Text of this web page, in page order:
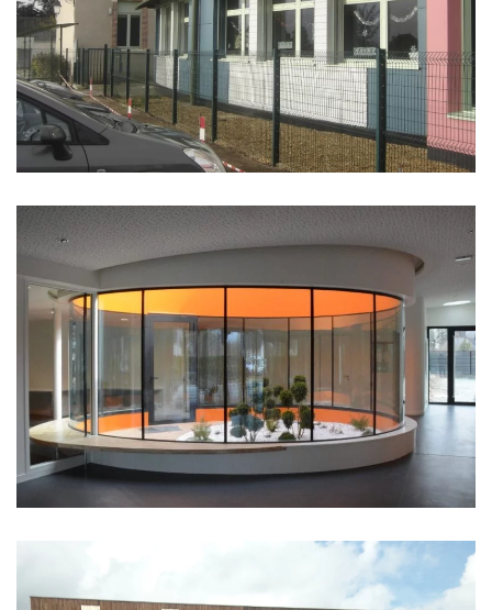
ÉCOLE PUBLIQUE
PÔLE ENFANCE